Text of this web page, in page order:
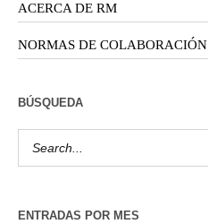
ACERCA DE RM
NORMAS DE COLABORACIÓN
BÚSQUEDA
ENTRADAS POR MES